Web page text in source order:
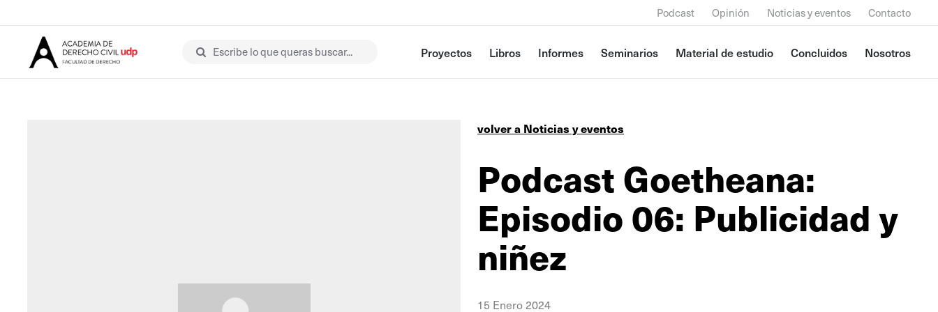
Podcast Opinión Noticias y eventos Contacto
Escribe lo que queras buscar... Proyectos Libros Informes Seminarios Material de estudio Concluidos Nosotros
volver a Noticias y eventos
Podcast Goetheana:
Episodio 06: Publicidad y
niñez
15 Enero 2024